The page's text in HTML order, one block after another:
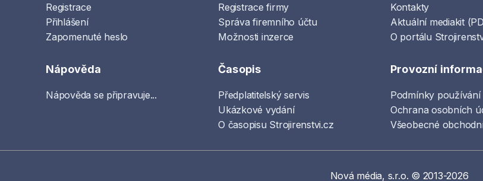
Registrace
Přihlášení
Zapomenuté heslo
Registrace firmy
Správa firemního účtu
Možnosti inzerce
Kontakty
Aktuální mediakit
O portálu
Nápověda
Nápověda se připravuje...
Časopis
Předplatitelský servis
Ukázkové vydání
O časopisu Strojirenstvi.cz
Provozní
Podmínky používání
Ochrana osobních
Všeobecné
Nová média, s.r.o. © 2013-2026